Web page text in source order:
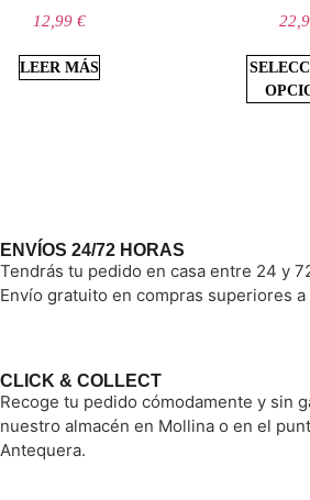
12,99 €
LEER MÁS
ENVÍOS 24/72 HORAS
Tendrás tu pedido en casa entre 24 y
Envío gratuito en compras superiores
CLICK & COLLECT
Recoge tu pedido cómodamente y sin
nuestro almacén en Mollina o en el
Antequera.